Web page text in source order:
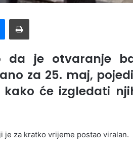
da je otvaranje
za 25. maj,
će izgledati
je za kratko vrijeme postao viralan.